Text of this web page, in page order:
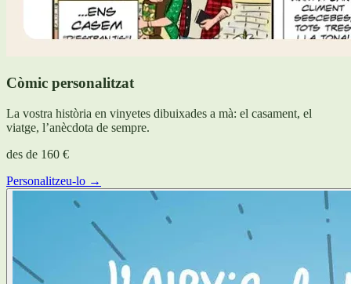
Còmic personalitzat
La vostra història en vinyetes dibuixades a mà: el casament, el
viatge, l’anècdota de sempre.
des de 160 €
Personalitzeu-lo →